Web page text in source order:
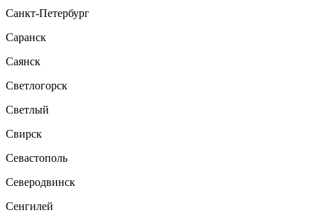
Санкт-Петербург
Саранск
Саянск
Светлогорск
Светлый
Свирск
Севастополь
Северодвинск
Сенгилей